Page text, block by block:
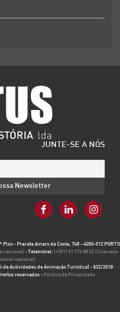
JUNTE-SE A NÓS
- Praceta Amaro da Costa, 748 - 4050-012 PORTO
nacional) - Telemóvel: (+351) 91 776 88 52 (Chamada
nacional)
de Actividades de Animação Turística) - 832/2018
reservados - Política de Privacidade